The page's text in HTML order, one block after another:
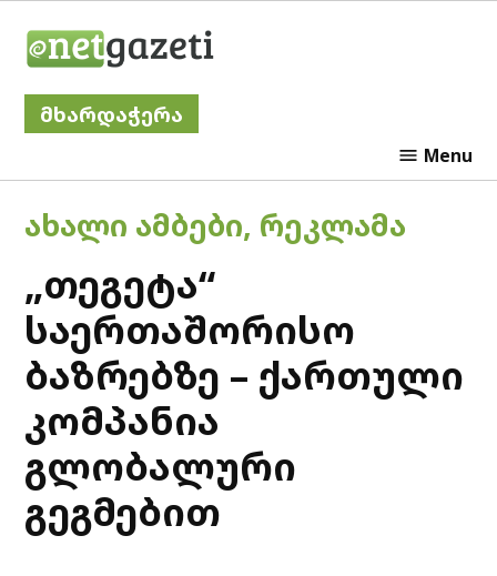
მხარდაჭერა
Menu
POSTED
ᲐᲮᲐᲚᲘ ᲐᲛᲑᲔᲑᲘ, ᲠᲔᲙᲚᲐᲛᲐ
„თეგეტა“
საერთაშორისო
ბაზრებზე – ქართული
კომპანია
გლობალური
გეგმებით